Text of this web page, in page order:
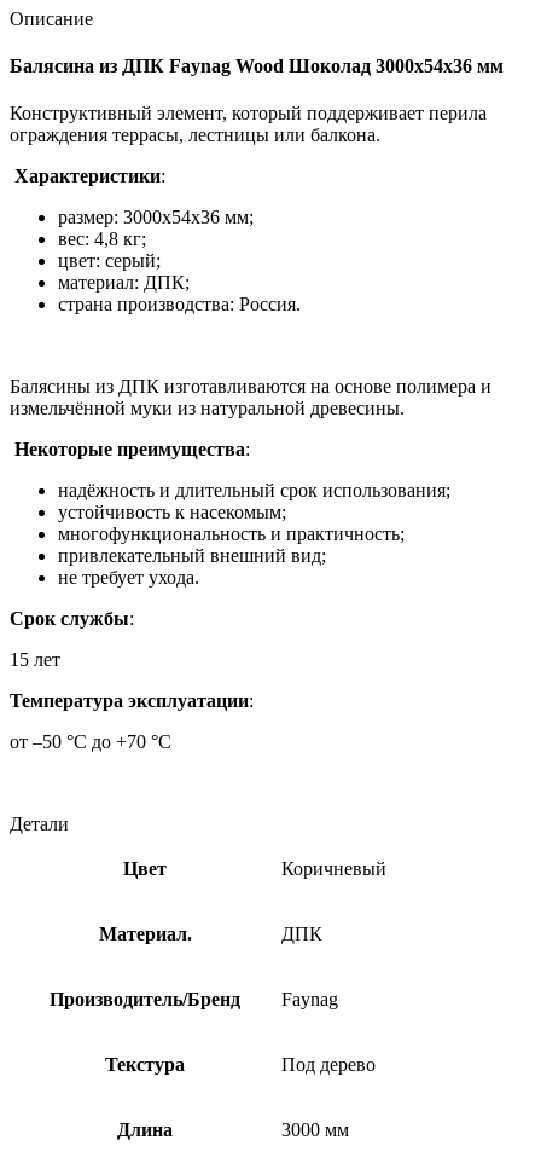
Описание
Балясина из ДПК Faynag Wood Шоколад 3000х54х36 мм
Конструктивный элемент, который поддерживает перила
ограждения террасы, лестницы или балкона.
Характеристики:
размер: 3000х54х36 мм;
вес: 4,8 кг;
цвет: серый;
материал: ДПК;
страна производства: Россия.
Балясины из ДПК изготавливаются на основе полимера и
измельчённой муки из натуральной древесины.
Некоторые преимущества:
надёжность и длительный срок использования;
устойчивость к насекомым;
многофункциональность и практичность;
привлекательный внешний вид;
не требует ухода.
Срок службы:
15 лет
Температура эксплуатации:
от –50 °С до +70 °С
Детали
Цвет Коричневый
Материал. ДПК
Производитель/Бренд Faynag
Текстура Под дерево
Длина 3000 мм